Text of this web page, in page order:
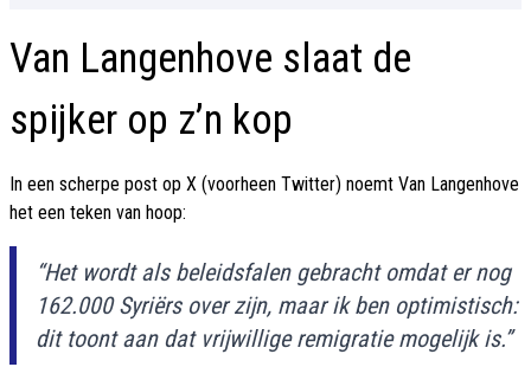
Van Langenhove slaat de
spijker op z’n kop
In een scherpe post op X (voorheen Twitter) noemt Van Langenhove
het een teken van hoop:
“Het wordt als beleidsfalen gebracht omdat er nog
162.000 Syriërs over zijn, maar ik ben optimistisch:
dit toont aan dat vrijwillige remigratie mogelijk is.”